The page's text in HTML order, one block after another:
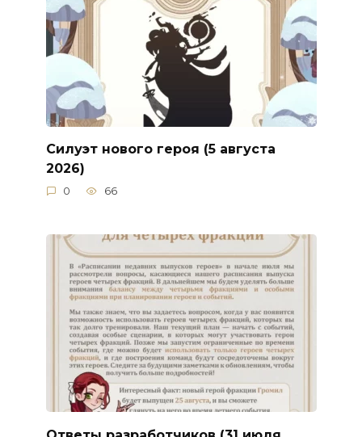
Силуэт нового героя (5 августа
2026)
0 66